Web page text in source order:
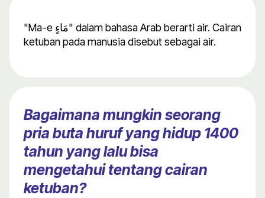
"Ma-e مَاءٍ" dalam bahasa Arab berarti air. Cairan
ketuban pada manusia disebut sebagai air.
Bagaimana mungkin seorang
pria buta huruf yang hidup 1400
tahun yang lalu bisa
mengetahui tentang cairan
ketuban?